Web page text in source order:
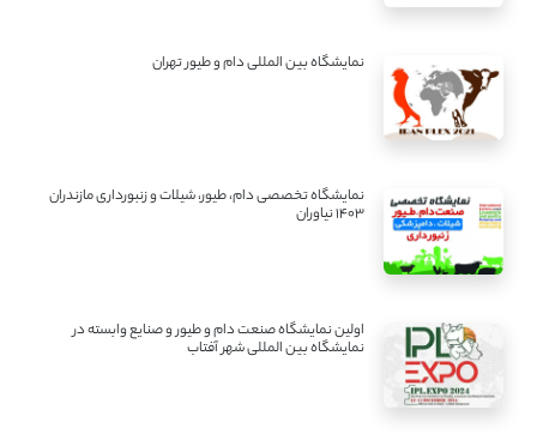
نمایشگاه بین المللی دام و طیور تهران
نمایشگاه تخصصی دام، طیور، شیلات و زنبورداری مازندران
1403 نیاوران
اولین نمایشگاه صنعت دام و طیور و صنایع وابسته در
نمایشگاه بین المللی شهر آفتاب